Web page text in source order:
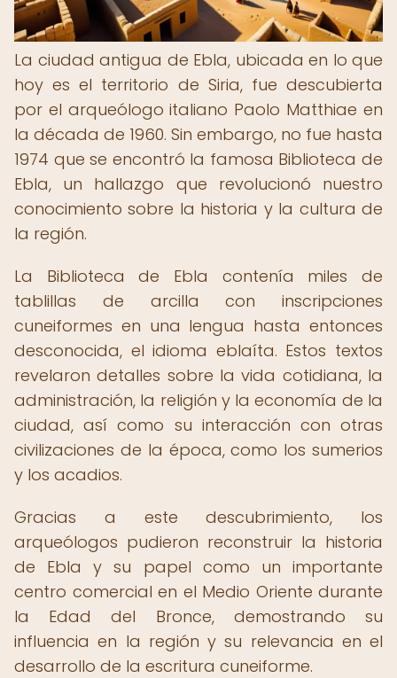
La ciudad antigua de Ebla, ubicada en lo que
hoy es el territorio de Siria, fue descubierta
por el arqueólogo italiano Paolo Matthiae en
la década de 1960. Sin embargo, no fue hasta
1974 que se encontró la famosa Biblioteca de
Ebla, un hallazgo que revolucionó nuestro
conocimiento sobre la historia y la cultura de
la región.
La Biblioteca de Ebla contenía miles de
tablillas de arcilla con inscripciones
cuneiformes en una lengua hasta entonces
desconocida, el idioma eblaíta. Estos textos
revelaron detalles sobre la vida cotidiana, la
administración, la religión y la economía de la
ciudad, así como su interacción con otras
civilizaciones de la época, como los sumerios
y los acadios.
Gracias a este descubrimiento, los
arqueólogos pudieron reconstruir la historia
de Ebla y su papel como un importante
centro comercial en el Medio Oriente durante
la Edad del Bronce, demostrando su
influencia en la región y su relevancia en el
desarrollo de la escritura cuneiforme.